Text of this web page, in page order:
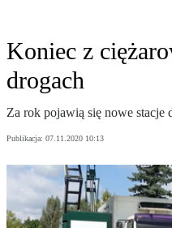
Koniec z
drogach
Za rok pojawią się nowe stacje
Publikacja: 07.11.2020 10:13